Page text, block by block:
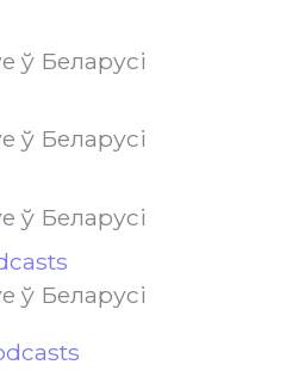
ў Беларусі
ў Беларусі
ў Беларусі
ў Беларусі